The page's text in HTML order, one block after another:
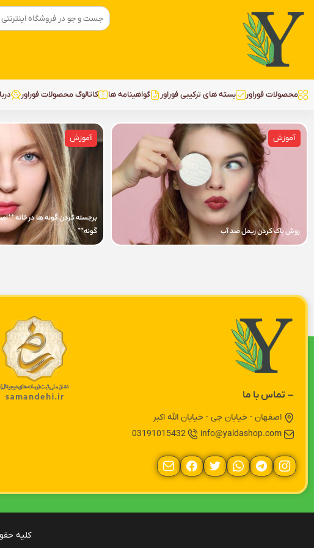
محصولات فوراور بسته‌ های ترکیبی فوراور گواهینامه ها کاتالوگ محصولات فوراور
آموزش
روش پاک کردن ریمل ضد آب
آموزش
برجسته کردن گونه ها در خانه
گونه**
تماس با ما
اصفهان - خیابان جی - خیابان الله اکبر
info@yaldashop.com
03191015432
کلیه